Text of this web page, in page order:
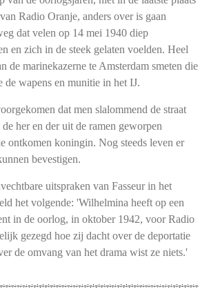
Radio Oranje, anders over is gaan
dat velen op 14 mei 1940 diep
en zich in de steek gelaten voelden. Heel
de marinekazerne te Amsterdam smeten die
de wapens en munitie in het IJ.
dat men slalommend de straat
her en der uit de ramen geworpen
ontkomen koningin. Nog steeds leven er
bevestigen.
uitspraken van Fasseur in het
het volgende: 'Wilhelmina heeft op een
in de oorlog, in oktober 1942, voor Radio
gezegd hoe zij dacht over de deportatie
de omvang van het drama wist ze niets.'